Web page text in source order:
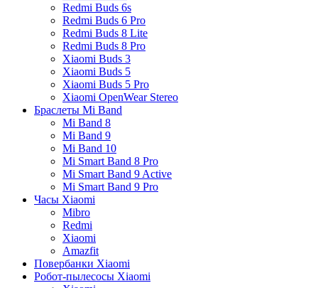
Redmi Buds 6s
Redmi Buds 6 Pro
Redmi Buds 8 Lite
Redmi Buds 8 Pro
Xiaomi Buds 3
Xiaomi Buds 5
Xiaomi Buds 5 Pro
Xiaomi OpenWear Stereo
Браслеты Mi Band
Mi Band 8
Mi Band 9
Mi Band 10
Mi Smart Band 8 Pro
Mi Smart Band 9 Active
Mi Smart Band 9 Pro
Часы Xiaomi
Mibro
Redmi
Xiaomi
Amazfit
Повербанки Xiaomi
Робот-пылесосы Xiaomi